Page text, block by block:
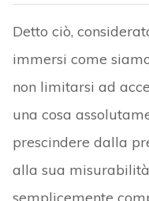
Detto ciò,
immersi come
non limitarsi ad
una cosa
prescindere dalla
alla sua